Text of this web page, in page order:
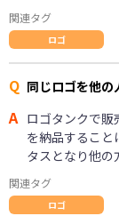
関連タグ
ロゴ
Q 同じロゴを他の
A ロゴタンクで
を納品すること
タスとなり他
関連タグ
ロゴ